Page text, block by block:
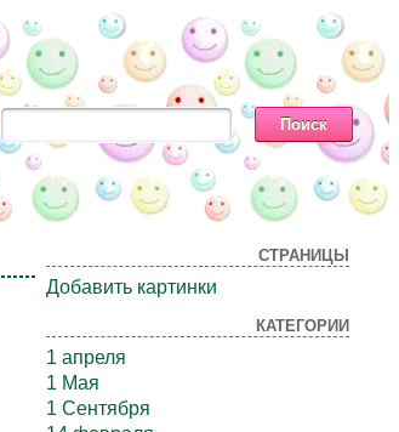
СТРАНИЦЫ
Добавить картинки
КАТЕГОРИИ
1 апреля
1 Мая
1 Сентября